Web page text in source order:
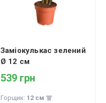
Заміокулькас зелений
Ø 12 см
539 грн
Горщик: 12 см